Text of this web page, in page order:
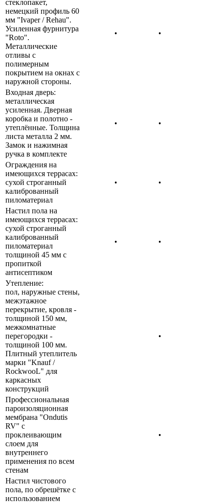
стеклопакет,
немецкий профиль 60
мм "Ivaper / Rehau".
Усиленная фурнитура
"Roto".
Металлические
отливы с
полимерным
покрытием на окнах с
наружной стороны.
• •
Входная дверь:
металлическая
усиленная. Дверная
коробка и полотно -
утеплённые. Толщина
листа металла 2 мм.
Замок и нажимная
ручка в комплекте
• •
Ограждения на
имеющихся террасах:
сухой строганный
калиброванный
пиломатериал
• •
Настил пола на
имеющихся террасах:
сухой строганный
калиброванный
пиломатериал
толщиной 45 мм с
пропиткой
антисептиком
• •
Утепление:
пол, наружные стены,
межэтажное
перекрытие, кровля -
толщиной 150 мм,
межкомнатные
перегородки -
толщиной 100 мм.
Плитный утеплитель
марки "Knauf /
RockwooL" для
каркасных
конструкций
•
Профессиональная
пароизоляционная
мембрана "Ondutis
RV" с
проклеивающим
слоем для
внутреннего
применения по всем
стенам
•
Настил чистового
пола, по обрешётке с
использованием